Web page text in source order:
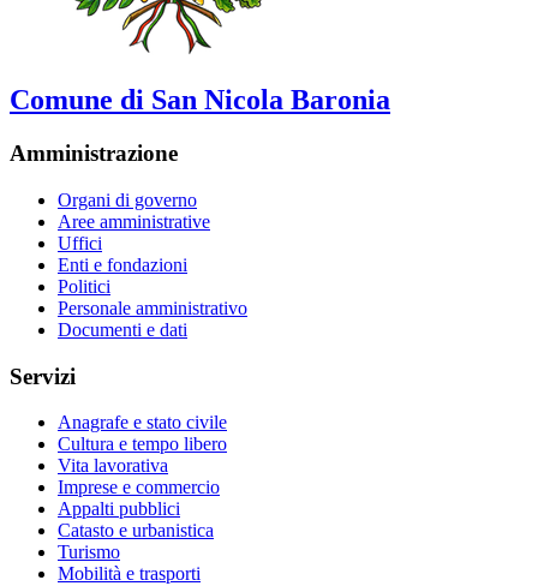
Comune di San Nicola Baronia
Amministrazione
Organi di governo
Aree amministrative
Uffici
Enti e fondazioni
Politici
Personale amministrativo
Documenti e dati
Servizi
Anagrafe e stato civile
Cultura e tempo libero
Vita lavorativa
Imprese e commercio
Appalti pubblici
Catasto e urbanistica
Turismo
Mobilità e trasporti